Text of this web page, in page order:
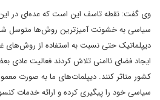
وی گفت: نقطه تاسف این است که عده‌ای در
سیاسی به خشونت آمیزترین روش‌ها متوسل
دیپلماتیک حتی نسبت به استفاده از روش‌های
ایجاد فضای ناامنی تلاش کردند فعالیت عادی
کشور متاثر کنند. دیپلمات‌های ما به صورت
سیاسی خود را پیگیری کرده و ارائه خدمات